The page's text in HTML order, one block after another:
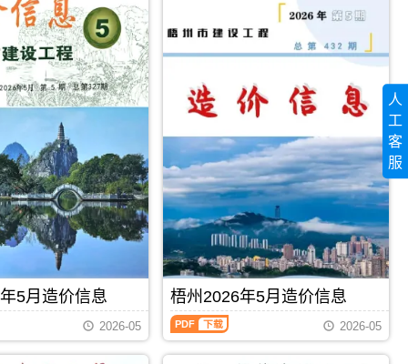
市
工
册，
梧
州
市
造
价
信
息
期
刊
PDF
造
用
于
百
色
工
程
招
标
控
制
价
编
制，
属
于
PDF 下载
月
价
（柳
建
工
程
造
价
信
期
刊，
由
柳
州
市
建
下载
5月造价信息
2026-05
梧州2026年5月造价信息
梧
州
2026-05
人
工
客
服